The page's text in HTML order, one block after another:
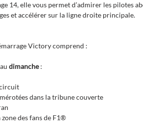
14, elle vous permet d’admirer les pilotes
et accélérer sur la ligne droite principale.
Victory comprend :
au dimanche:
dans la tribune couverte
zone des fans de F1®